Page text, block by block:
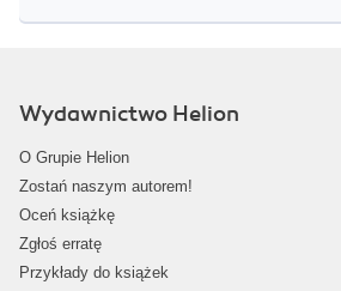
Wydawnictwo Helion
O Grupie Helion
Zostań naszym autorem!
Oceń książkę
Zgłoś erratę
Przykłady do książek